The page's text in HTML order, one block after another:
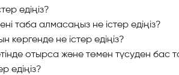
едіңіз?
таба алмасаңыз не істер едіңіз?
не істер едіңіз?
отырса және төмен түсуден бас
едіңіз?